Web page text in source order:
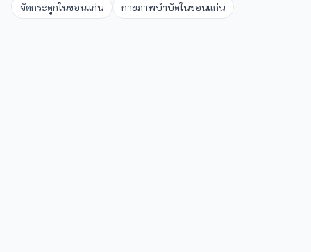
จัดกระดูกในขอนแก่น กายภาพบำบัดในขอนแก่น